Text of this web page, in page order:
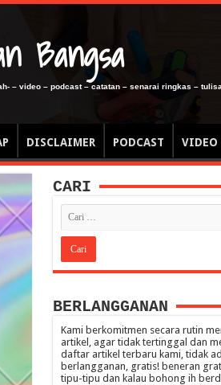
Bangsa
– video – podcast – catatan – senarai ringkas –
DISCLAIMER PODCAST VIDEO
CARI
BERLANGGANAN
Kami berkomitmen secara rutin
artikel, agar tidak tertinggal dan
daftar artikel terbaru kami, tidak
berlangganan, gratis! beneran
tipu-tipu dan kalau bohong ih